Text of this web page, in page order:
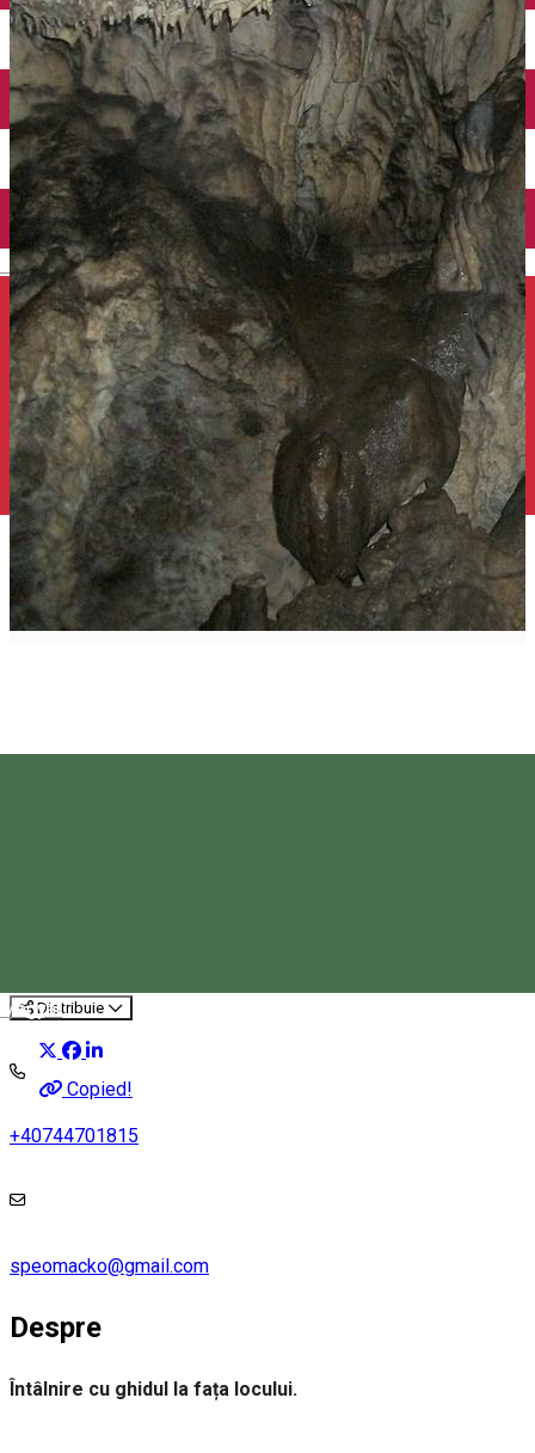
English
Magyar
Închirieri auto
Închirieri de biciclete
Distribuie
Copied!
+40744701815
speomacko@gmail.com
Despre
Întâlnire cu ghidul la fața locului.